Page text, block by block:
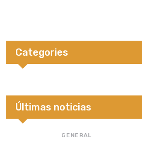
Categories
Últimas noticias
GENERAL